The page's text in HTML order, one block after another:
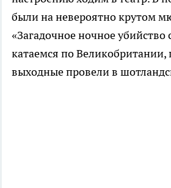
были на невероятно крутом
«Загадочное ночное убийство
катаемся по
выходные провели в